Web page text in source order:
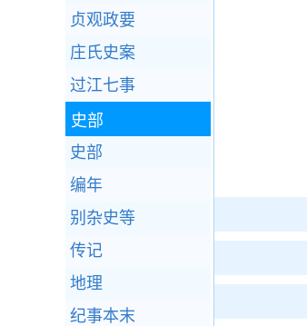
贞观政要
庄氏史案
过江七事
史部
史部
编年
别杂史等
传记
地理
纪事本末